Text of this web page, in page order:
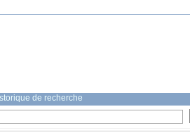
de recherche